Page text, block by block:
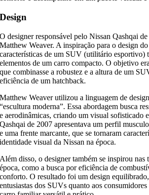
Design
O designer responsável pelo Nissan Qashqai
Matthew Weaver. A inspiração para o design
características de um SUV (utilitário esportivo)
elementos de um carro compacto. O objetivo
que combinasse a robustez e a altura de um
eficiência de um hatchback.
Matthew Weaver utilizou a linguagem de
“escultura moderna”. Essa abordagem busca
e aerodinâmicas, criando um visual sofisticado
Qashqai de 2007 apresentava um perfil
e uma frente marcante, que se tornaram
identidade visual da Nissan na época.
Além disso, o designer também se inspirou nas
época, como a busca por eficiência de
conforto. O resultado foi um design
entusiastas dos SUVs quanto aos